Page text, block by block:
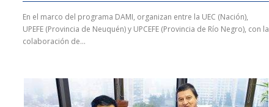
En el marco del programa DAMI, organizan entre la UEC (Nación),
UPEFE (Provincia de Neuquén) y UPCEFE (Provincia de Río Negro), con la
colaboración de...